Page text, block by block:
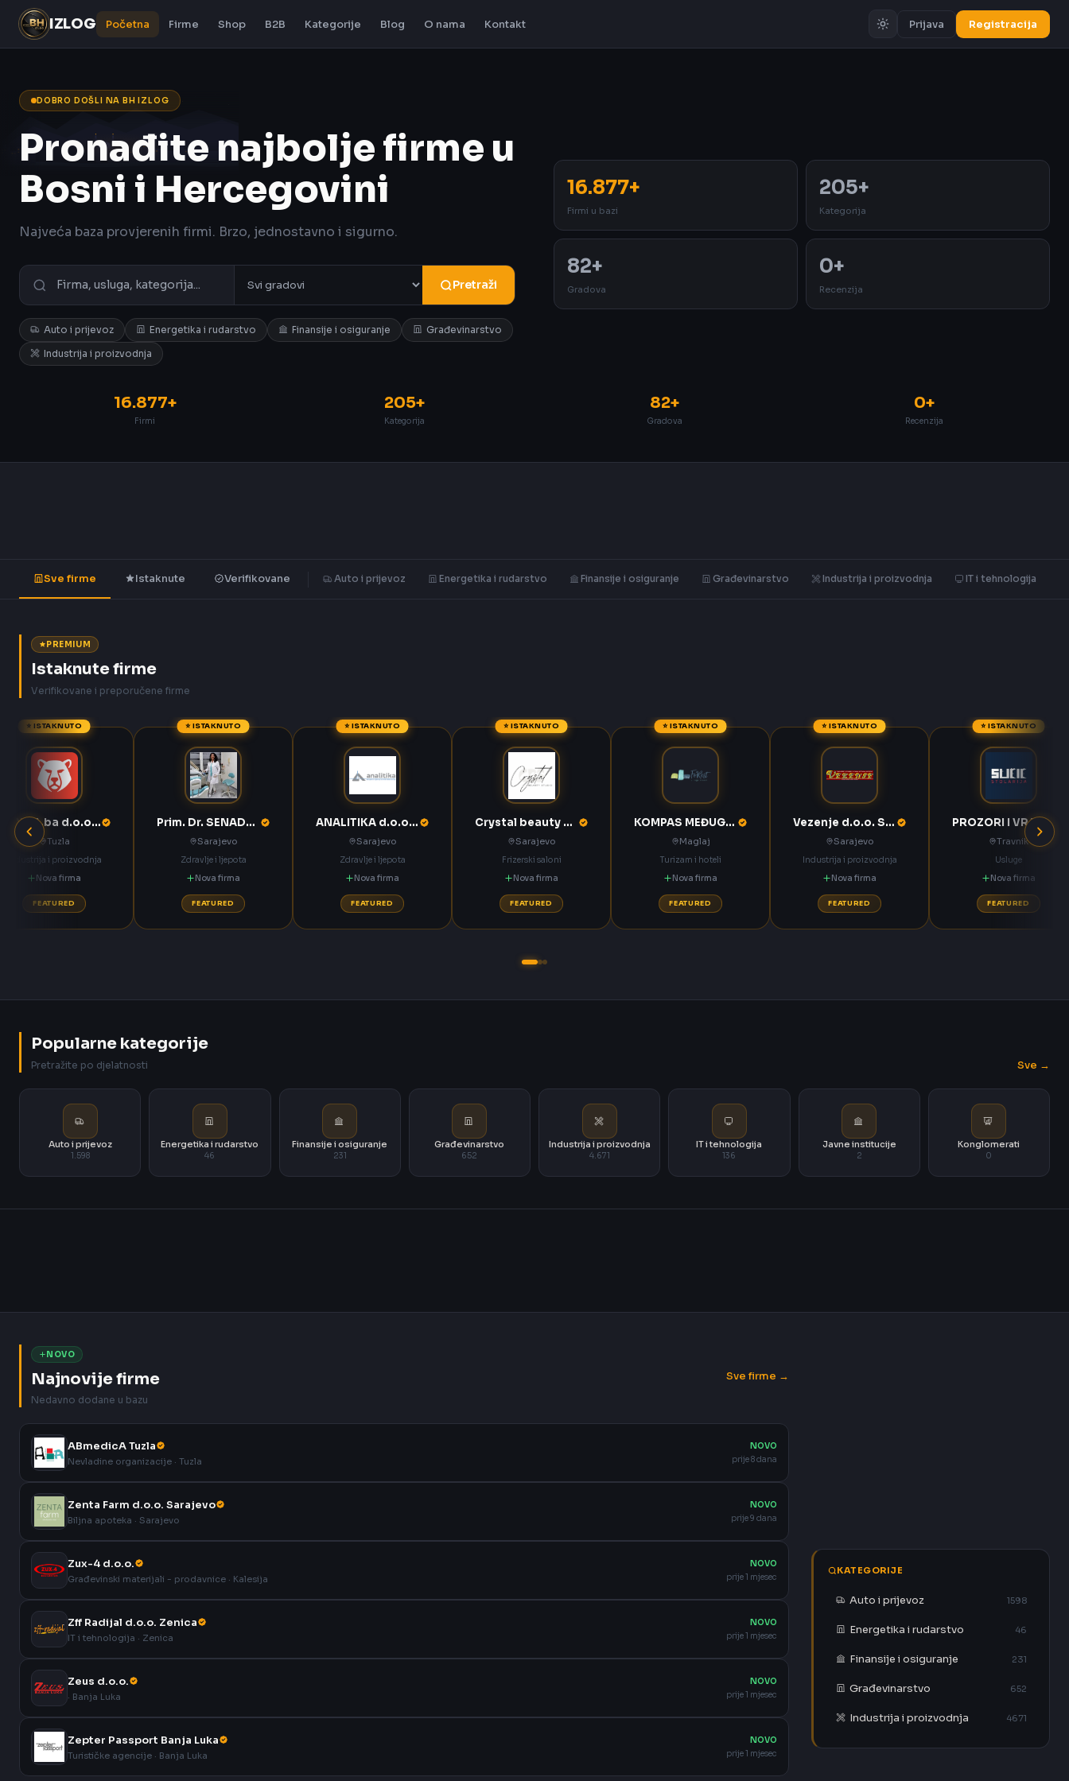
IZLOG Početna Firme Shop B2B Kategorije Blog O nama Kontakt Prijava Registracija
DOBRO DOŠLI NA BH IZLOG
Pronađite najbolje firme u
Bosni i Hercegovini
Najveća baza provjerenih firmi. Brzo, jednostavno i sigurno.
Pretraži
Auto i prijevoz Energetika i rudarstvo Finansije i osiguranje
Građevinarstvo
Industrija i proizvodnja
16.877+
Firmi u bazi
205+
Kategorija
82+
Gradova
0+
Recenzija
16.877+
Firmi
205+
Kategorija
82+
Gradova
0+
Recenzija
Sve firme Istaknute Verifikovane Auto i prijevoz Energetika i rudarstvo Finansije i osiguranje Građevinarstvo Industrija i proizvodnja IT i tehnologija
PREMIUM
Istaknute firme
Verifikovane i preporučene firme
⭐ ISTAKNUTO
ANNOA.ba d.o.o. Tuzla
Tuzla
Industrija i proizvodnja
Nova firma
FEATURED
⭐ ISTAKNUTO
Prim. Dr. SENADETA OMERBAŠIĆ STOMATOLOŠKA ORDINACIJA
Sarajevo
Zdravlje i ljepota
Nova firma
FEATURED
⭐ ISTAKNUTO
ANALITIKA d.o.o. Sarajevo
Sarajevo
Zdravlje i ljepota
Nova firma
FEATURED
⭐ ISTAKNUTO
Crystal beauty studio Sarajevo
Sarajevo
Frizerski saloni
Nova firma
FEATURED
⭐ ISTAKNUTO
KOMPAS MEĐUGORJE d.d. Međugorje
Maglaj
Turizam i hoteli
Nova firma
FEATURED
⭐ ISTAKNUTO
Vezenje d.o.o. Sarajevo
Sarajevo
Industrija i proizvodnja
Nova firma
FEATURED
⭐ ISTAKNUTO
PROZORI I VRATA Sučić Nova Bila
Travnik
Usluge
Nova firma
FEATURED
Popularne kategorije
Pretražite po djelatnosti Sve →
Auto i prijevoz
1.598
Energetika i rudarstvo
46
Finansije i osiguranje
231
Građevinarstvo
652
Industrija i proizvodnja
4.671
IT i tehnologija
136
Javne institucije
2
Konglomerati
0
NOVO
Najnovije firme
Nedavno dodane u bazu
Sve firme →
ABmedicA Tuzla
Nevladine organizacije · Tuzla
NOVO
prije 8 dana
Zenta Farm d.o.o. Sarajevo
Biljna apoteka · Sarajevo
NOVO
prije 9 dana
Zux-4 d.o.o.
Građevinski materijali - prodavnice · Kalesija
NOVO
prije 1 mjesec
Zff Radijal d.o.o. Zenica
IT i tehnologija · Zenica
NOVO
prije 1 mjesec
Zeus d.o.o.
· Banja Luka
NOVO
prije 1 mjesec
Zepter Passport Banja Luka
Turističke agencije · Banja Luka
NOVO
prije 1 mjesec
KATEGORIJE
Auto i prijevoz 1598
Energetika i rudarstvo 46
Finansije i osiguranje 231
Građevinarstvo 652
Industrija i proizvodnja 4671